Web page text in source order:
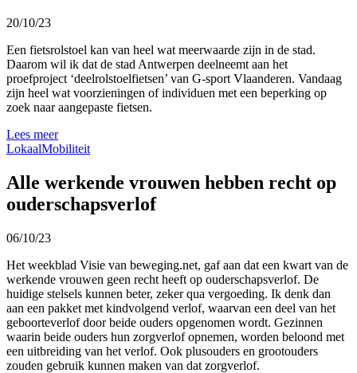
20/10/23
Een fietsrolstoel kan van heel wat meerwaarde zijn in de stad.
Daarom wil ik dat de stad Antwerpen deelneemt aan het
proefproject ‘deelrolstoelfietsen’ van G-sport Vlaanderen. Vandaag
zijn heel wat voorzieningen of individuen met een beperking op
zoek naar aangepaste fietsen.
Lees meer
LokaalMobiliteit
Alle werkende vrouwen hebben recht op
ouderschapsverlof
06/10/23
Het weekblad Visie van beweging.net, gaf aan dat een kwart van de
werkende vrouwen geen recht heeft op ouderschapsverlof. De
huidige stelsels kunnen beter, zeker qua vergoeding. Ik denk dan
aan een pakket met kindvolgend verlof, waarvan een deel van het
geboorteverlof door beide ouders opgenomen wordt. Gezinnen
waarin beide ouders hun zorgverlof opnemen, worden beloond met
een uitbreiding van het verlof. Ook plusouders en grootouders
zouden gebruik kunnen maken van dat zorgverlof.